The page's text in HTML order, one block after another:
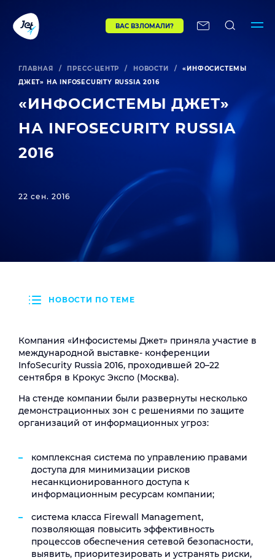
ВАС ВЗЛОМАЛИ?
ГЛАВНАЯ / ПРЕСС-ЦЕНТР / НОВОСТИ /
«ИНФОСИСТЕМЫ
ДЖЕТ» НА INFOSECURITY RUSSIA 2016
«ИНФОСИСТЕМЫ ДЖЕТ»
НА INFOSECURITY RUSSIA
2016
22 сен. 2016
НОВОСТИ ПО ТЕМЕ
Компания «Инфосистемы Джет» приняла участие в
международной выставке- конференции
InfoSecurity Russia 2016, проходившей 20–22
сентября в Крокус Экспо (Москва).
На стенде компании были развернуты несколько
демонстрационных зон с решениями по защите
организаций от информационных угроз:
комплексная система по управлению правами
доступа для минимизации рисков
несанкционированного доступа к
информационным ресурсам компании;
система класса Firewall Management,
позволяющая повысить эффективность
процессов обеспечения сетевой безопасности,
выявить, приоритезировать и устранять риски,